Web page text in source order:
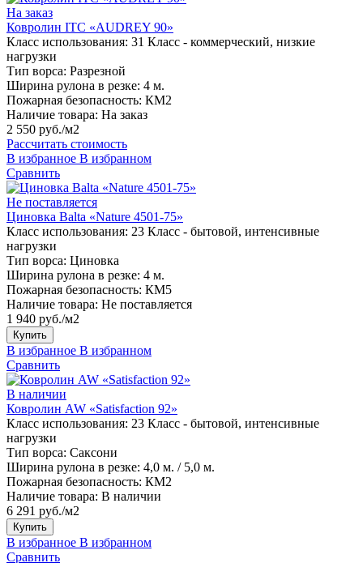
На заказ
Ковролин ITC «AUDREY 90»
Класс использования: 31 Класс - коммерческий, низкие
нагрузки
Тип ворса: Разрезной
Ширина рулона в резке: 4 м.
Пожарная безопасность: КМ2
Наличие товара: На заказ
2 550 руб./м2
Рассчитать стоимость
В избранное В избранном
Сравнить
Не поставляется
Циновка Balta «Nature 4501-75»
Класс использования: 23 Класс - бытовой, интенсивные
нагрузки
Тип ворса: Циновка
Ширина рулона в резке: 4 м.
Пожарная безопасность: КМ5
Наличие товара: Не поставляется
1 940 руб./м2
Купить
В избранное В избранном
Сравнить
В наличии
Ковролин AW «Satisfaction 92»
Класс использования: 23 Класс - бытовой, интенсивные
нагрузки
Тип ворса: Саксони
Ширина рулона в резке: 4,0 м. / 5,0 м.
Пожарная безопасность: КМ2
Наличие товара: В наличии
6 291 руб./м2
Купить
В избранное В избранном
Сравнить